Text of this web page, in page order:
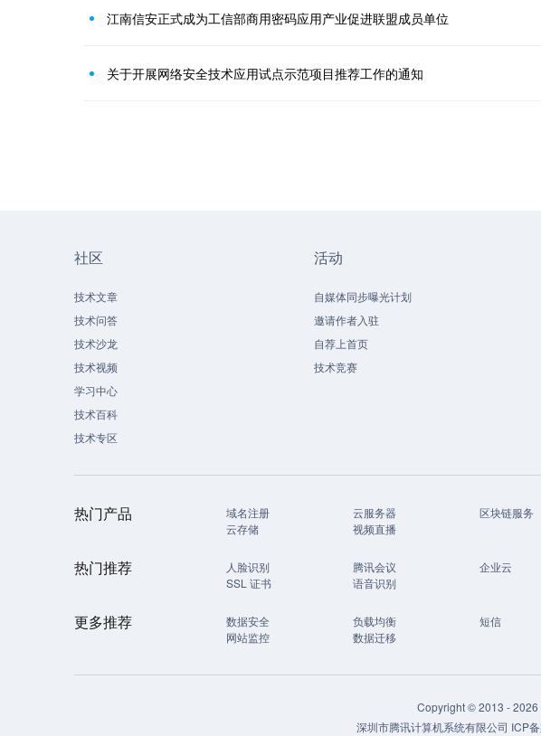
江南信安正式成为工信部商用密码应用产业促进联盟成员单位
关于开展网络安全技术应用试点示范项目推荐工作的通知
社区
技术文章
技术问答
技术沙龙
技术视频
学习中心
技术百科
技术专区
活动
自媒体同步曝光计划
邀请作者入驻
自荐上首页
技术竞赛
热门产品 域名注册 云服务器 区块链服务
云存储
视频直播
热门推荐 人脸识别 腾讯会议 企业云
SSL 证书
语音识别
更多推荐 数据安全 负载均衡 短信
网站监控
数据迁移
Copyright © 2013 -2026
深圳市腾讯计算机系统有限公司 ICP